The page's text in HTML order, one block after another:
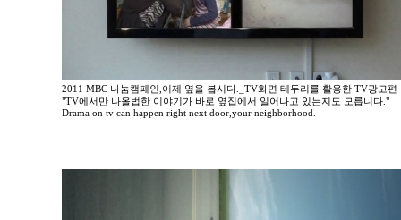
2011 MBC 나눔캠페인,이제 옆을 봅시다._TV화면 테두리를 활용한 TV광고편
"TV에서만 나올법한 이야기가 바로 옆집에서 일어나고 있는지도 모릅니다."
Drama on tv can happen right next door,your neighborhood.